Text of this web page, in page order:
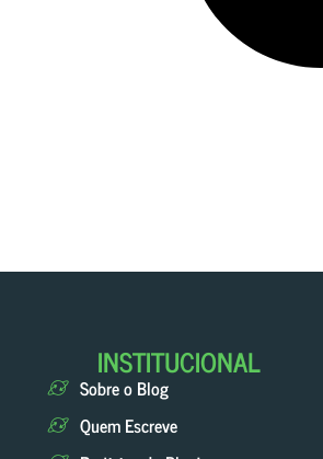
INSTITUCIONAL
Sobre o Blog
Quem Escreve